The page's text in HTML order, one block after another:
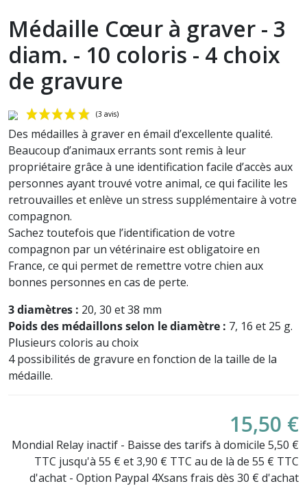
Médaille Cœur à graver - 3
diam. - 10 coloris - 4 choix
de gravure
(3 avis)
Des médailles à graver en émail d’excellente qualité.
Beaucoup d’animaux errants sont remis à leur
propriétaire grâce à une identification facile d’accès aux
personnes ayant trouvé votre animal, ce qui facilite les
retrouvailles et enlève un stress supplémentaire à votre
compagnon.
Sachez toutefois que l’identification de votre
compagnon par un vétérinaire est obligatoire en
France, ce qui permet de remettre votre chien aux
bonnes personnes en cas de perte.
3 diamètres : 20, 30 et 38 mm
Poids des médaillons selon le diamètre : 7, 16 et 25 g.
Plusieurs coloris au choix
4 possibilités de gravure en fonction de la taille de la
médaille.
15,50 €
Mondial Relay inactif - Baisse des tarifs à domicile 5,50 €
TTC jusqu'à 55 € et 3,90 € TTC au de là de 55 € TTC
d'achat - Option Paypal 4Xsans frais dès 30 € d'achat